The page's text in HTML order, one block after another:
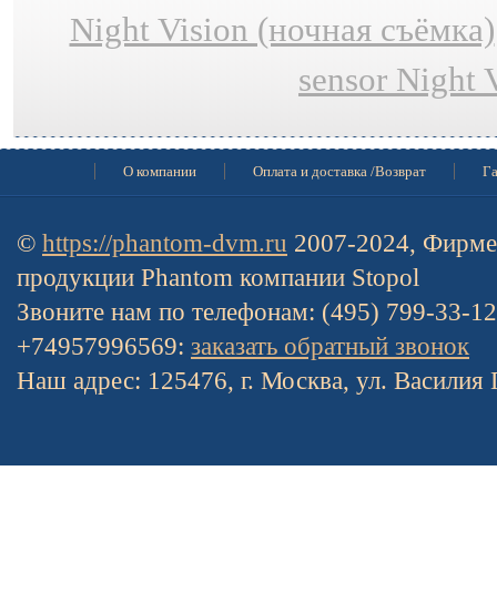
Night Vision (ночная съёмка)
sensor Night
О компании Оплата и доставка /Возврат
© https://phantom-dvm.ru 2007-2024,
продукции Phantom компании Stopol
Звоните нам по телефонам: (495) 799-33-
+74957996569: заказать обратный звонок
Наш адрес: 125476, г. Москва, ул. Василия